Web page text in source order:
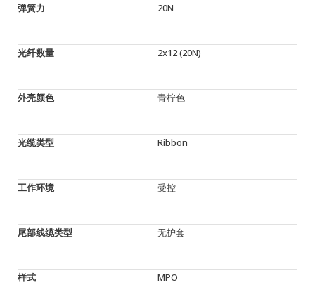
弹簧力 20N
光纤数量 2x12 (20N)
外壳颜色 青柠色
光缆类型 Ribbon
工作环境 受控
尾部线缆类型 无护套
样式 MPO